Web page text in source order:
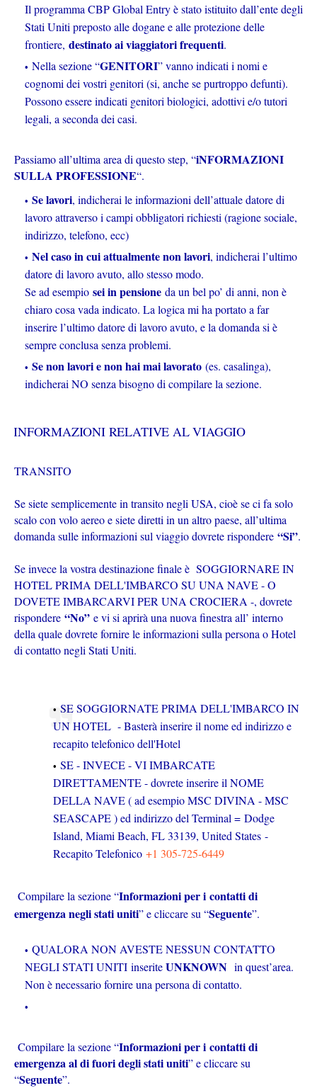
Il programma CBP Global Entry è stato istituito dall’ente degli
Stati Uniti preposto alle dogane e alle protezione delle
frontiere, destinato ai viaggiatori frequenti.
Nella sezione “GENITORI” vanno indicati i nomi e
cognomi dei vostri genitori (si, anche se purtroppo defunti).
Possono essere indicati genitori biologici, adottivi e/o tutori
legali, a seconda dei casi.
Passiamo all’ultima area di questo step, “iNFORMAZIONI
SULLA PROFESSIONE“.
Se lavori, indicherai le informazioni dell’attuale datore di
lavoro attraverso i campi obbligatori richiesti (ragione sociale,
indirizzo, telefono, ecc)
Nel caso in cui attualmente non lavori, indicherai l’ultimo
datore di lavoro avuto, allo stesso modo.
Se ad esempio sei in pensione da un bel po’ di anni, non è
chiaro cosa vada indicato. La logica mi ha portato a far
inserire l’ultimo datore di lavoro avuto, e la domanda si è
sempre conclusa senza problemi.
Se non lavori e non hai mai lavorato (es. casalinga),
indicherai NO senza bisogno di compilare la sezione.
INFORMAZIONI RELATIVE AL VIAGGIO
TRANSITO
Se siete semplicemente in transito negli USA, cioè se ci fa solo
scalo con volo aereo e siete diretti in un altro paese, all’ultima
domanda sulle informazioni sul viaggio dovrete rispondere “Si”.
Se invece la vostra destinazione finale è SOGGIORNARE IN
HOTEL PRIMA DELL'IMBARCO SU UNA NAVE - O
DOVETE IMBARCARVI PER UNA CROCIERA -, dovrete
rispondere “No” e vi si aprirà una nuova finestra all’ interno
della quale dovrete fornire le informazioni sulla persona o Hotel
di contatto negli Stati Uniti.
SE SOGGIORNATE PRIMA DELL'IMBARCO IN
UN HOTEL - Basterà inserire il nome ed indirizzo e
recapito telefonico dell'Hotel
SE - INVECE - VI IMBARCATE
DIRETTAMENTE - dovrete inserire il NOME
DELLA NAVE ( ad esempio MSC DIVINA - MSC
SEASCAPE ) ed indirizzo del Terminal = Dodge
Island, Miami Beach, FL 33139, United States -
Recapito Telefonico +1 305-725-6449
Compilare la sezione “Informazioni per i contatti di
emergenza negli stati uniti” e cliccare su “Seguente”.
QUALORA NON AVESTE NESSUN CONTATTO
NEGLI STATI UNITI inseriteUNKNOWN in quest’area.
Non è necessario fornire una persona di contatto.
Compilare la sezione “Informazioni per i contatti di
emergenza al di fuori degli stati uniti” e cliccare su
“Seguente”.